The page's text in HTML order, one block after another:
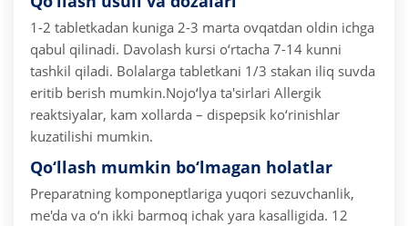
1-2 tabletkadan kuniga 2-3 marta ovqatdan oldin ichga
qabul qilinadi. Davolash kursi o‘rtacha 7-14 kunni
tashkil qiladi. Bolalarga tabletkani 1/3 stakan iliq suvda
eritib berish mumkin.Nojo‘lya ta'sirlari Allergik
reaktsiyalar, kam xollarda – dispepsik ko‘rinishlar
kuzatilishi mumkin.
Qo‘llash mumkin bo‘lmagan holatlar
Preparatning komponeptlariga yuqori sezuvchanlik,
me'da va o‘n ikki barmoq ichak yara kasalligida. 12